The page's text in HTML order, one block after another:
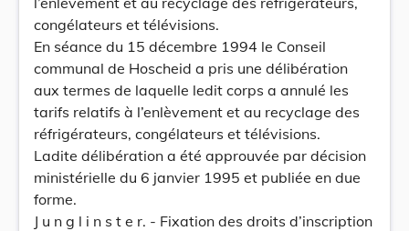
congélateurs et télévisions.
En séance du 15 décembre 1994 le Conseil
communal de Hoscheid a pris une délibération
aux termes de laquelle ledit corps a annulé les
tarifs relatifs à l’enlèvement et au recyclage des
réfrigérateurs, congélateurs et télévisions.
Ladite délibération a été approuvée par décision
ministérielle du 6 janvier 1995 et publiée en due
forme.
J u n g l i n s t e r. - Fixation des droits d’inscription